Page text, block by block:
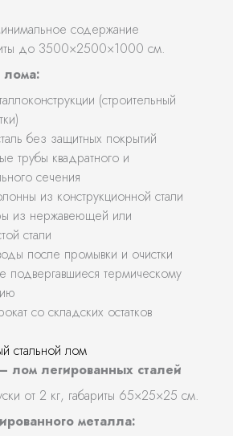
содержание
до 3500×2500×1000 см.
(строительный
без защитных покрытий
трубы квадратного и
сечения
из конструкционной стали
из нержавеющей или
стали
после промывки и очистки
подвергавшиеся термическому
со складских остатков
стальной лом
лом легированных сталей
от 2 кг, габариты 65×25×25 см.
металла: